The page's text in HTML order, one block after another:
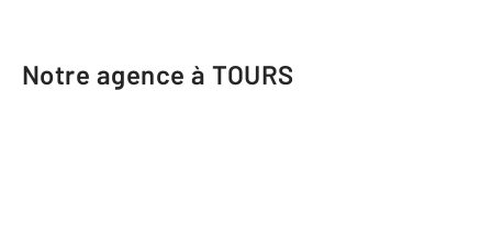
Notre agence à TOURS